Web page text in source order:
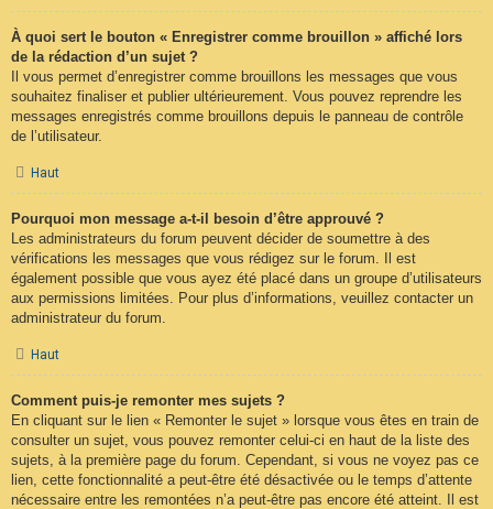
À quoi sert le bouton « Enregistrer comme brouillon » affiché lors
de la rédaction d’un sujet ?
Il vous permet d’enregistrer comme brouillons les messages que vous
souhaitez finaliser et publier ultérieurement. Vous pouvez reprendre les
messages enregistrés comme brouillons depuis le panneau de contrôle
de l’utilisateur.
Haut
Pourquoi mon message a-t-il besoin d’être approuvé ?
Les administrateurs du forum peuvent décider de soumettre à des
vérifications les messages que vous rédigez sur le forum. Il est
également possible que vous ayez été placé dans un groupe d’utilisateurs
aux permissions limitées. Pour plus d’informations, veuillez contacter un
administrateur du forum.
Haut
Comment puis-je remonter mes sujets ?
En cliquant sur le lien « Remonter le sujet » lorsque vous êtes en train de
consulter un sujet, vous pouvez remonter celui-ci en haut de la liste des
sujets, à la première page du forum. Cependant, si vous ne voyez pas ce
lien, cette fonctionnalité a peut-être été désactivée ou le temps d’attente
nécessaire entre les remontées n’a peut-être pas encore été atteint. Il est